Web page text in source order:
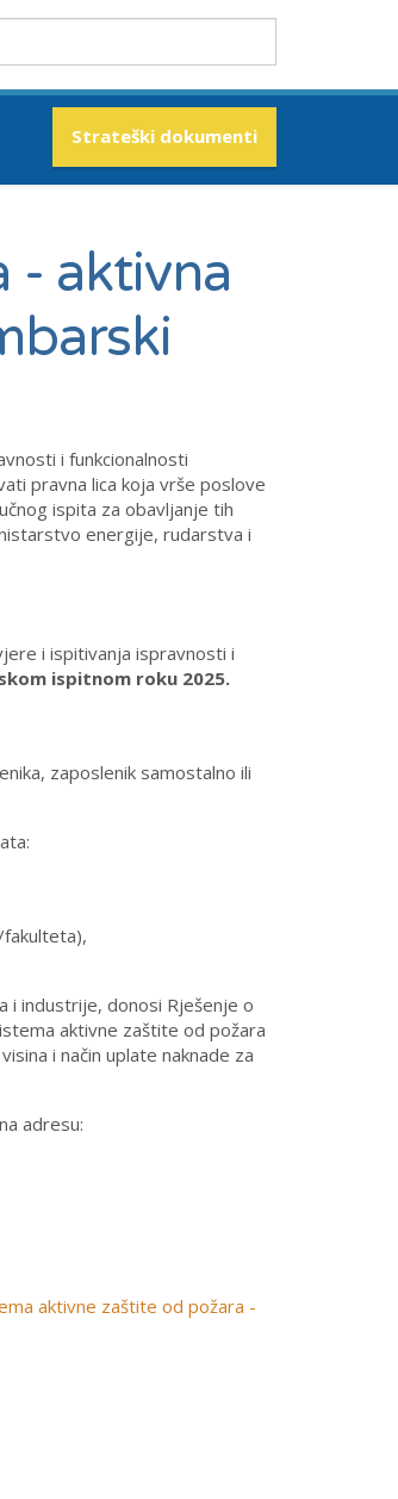
Strateški dokumenti
- aktivna
i funkcionalnosti
pravna lica koja vrše poslove
ispita za obavljanje tih
energije, rudarstva i
i ispitivanja ispravnosti i
ispitnom roku 2025.
zaposlenik samostalno ili
i industrije, donosi Rješenje o
aktivne zaštite od požara
i način uplate naknade za
na adresu:
aktivne zaštite od požara -